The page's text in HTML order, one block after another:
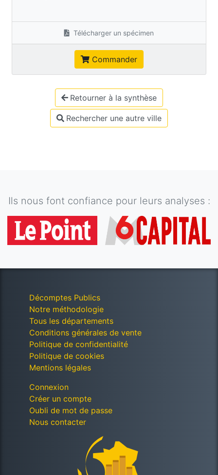
Télécharger un spécimen
Commander
Retourner à la synthèse
Rechercher une autre ville
Ils nous font confiance pour leurs analyses :
Décomptes Publics
Notre méthodologie
Tous les départements
Conditions générales de vente
Politique de confidentialité
Politique de cookies
Mentions légales
Connexion
Créer un compte
Oubli de mot de passe
Nous contacter